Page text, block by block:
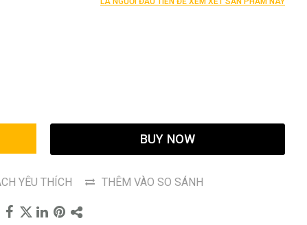
BUY NOW
YÊU THÍCH THÊM VÀO SO SÁNH